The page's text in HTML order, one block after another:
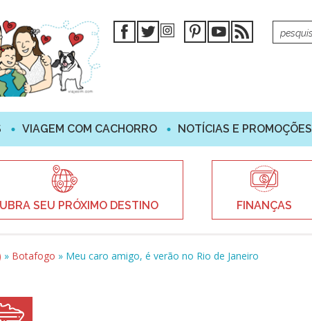
VIAGEM COM CACHORRO NOTÍCIAS E PROMOÇÕES
SEU PRÓXIMO DESTINO FINANÇAS
» Botafogo » Meu caro amigo, é verão no Rio de Janeiro